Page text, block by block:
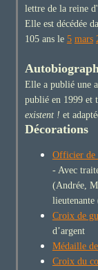
lettre de la reine
Elle est décédée
105 ans le 5 mars
Elle a publié une
publié en 1999 et
existent ! et
Décorations
Officier de
- Avec
(Andrée,
Croix de
d’argent
Médaille
Croix du